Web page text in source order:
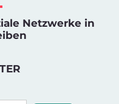
Netzwerke in